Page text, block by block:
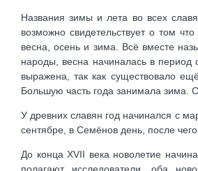
Названия зимы и лета во всех
возможно свидетельствует о том
весна, осень и зима. Всё вместе
народы, весна начиналась в
выражена, так как существовало
Большую часть года занимала зима.
У древних славян год начинался с
сентябре, в Семёнов день, после
До конца XVII века новолетие